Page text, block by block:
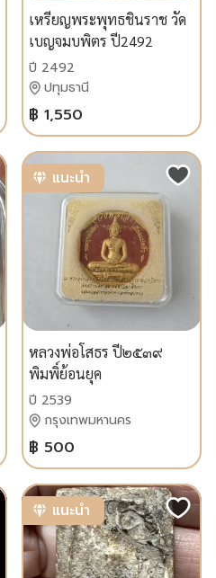
เหรียญพระพุทธชินราช วัด
เบญจมบพิตร ปี2492
ปี 2492
ปทุมธานี
฿ 1,550
แนะนำ
หลวงพ่อโสธร ปี๒๕๓๙
พิมพิ์ย้อนยุค
ปี 2539
กรุงเทพมหานคร
฿ 500
แนะนำ